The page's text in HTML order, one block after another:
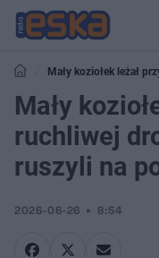
Mały koziołek leżał
Mały
ruchliwej
ruszyli na
2026-06-26 8:54